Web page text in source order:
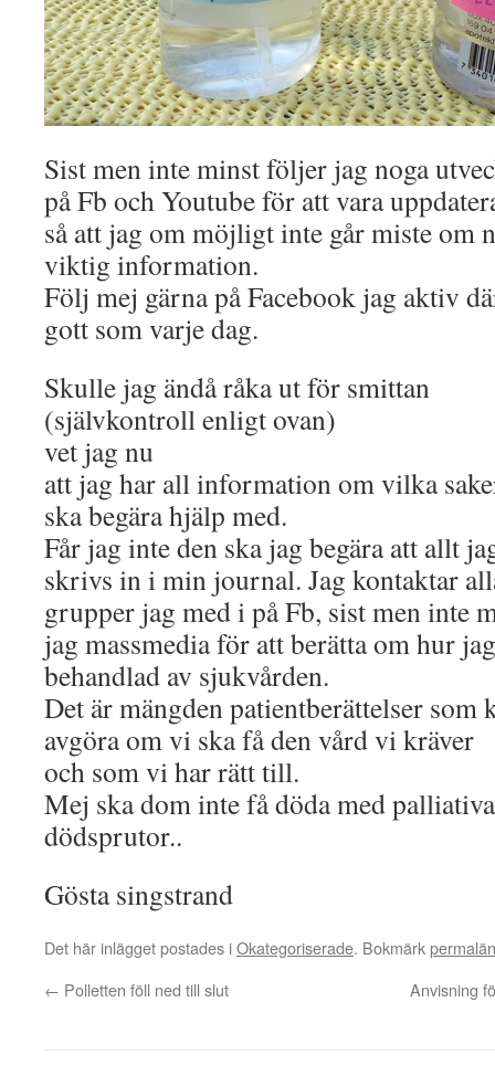
Sist men inte minst följer jag noga
på Fb och Youtube för att vara
så att jag om möjligt inte går miste om
viktig information.
Följ mej gärna på Facebook jag aktiv
gott som varje dag.
Skulle jag ändå råka ut för smittan
(självkontroll enligt ovan)
vet jag nu
att jag har all information om vilka
ska begära hjälp med.
Får jag inte den ska jag begära att allt
skrivs in i min journal. Jag kontaktar
grupper jag med i på Fb, sist men inte
jag massmedia för att berätta om hur
behandlad av sjukvården.
Det är mängden patientberättelser som
avgöra om vi ska få den vård vi kräver
och som vi har rätt till.
Mej ska dom inte få döda med palliativa
dödsprutor..
Gösta singstrand
Det här inlägget postades iOkategoriserade. Bokmärk
← Polletten föll ned till slut Anvisning